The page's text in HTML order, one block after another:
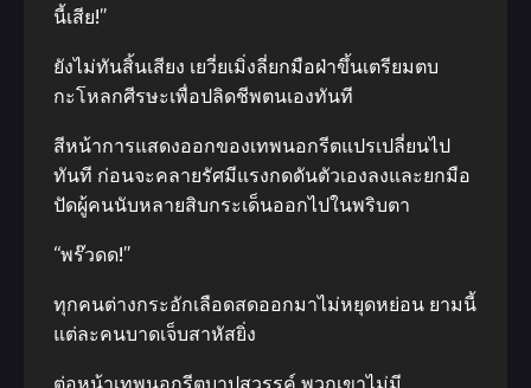
นี้เสีย!”
ยังไม่ทันสิ้นเสียง เยวี่ยเมิ่งลี่ยกมือฝ่าขึ้นเตรียมตบ
กะโหลกศีรษะเพื่อปลิดชีพตนเองทันที
สีหน้าการแสดงออกของเทพนอกรีตแปรเปลี่ยนไป
ทันที ก่อนจะคลายรัศมีแรงกดดันตัวเองลงและยกมือ
ปัดผู้คนนับหลายสิบกระเด็นออกไปในพริบตา
“พร๊วดด!”
ทุกคนต่างกระอักเลือดสดออกมาไม่หยุดหย่อน ยามนี้
แต่ละคนบาดเจ็บสาหัสยิ่ง